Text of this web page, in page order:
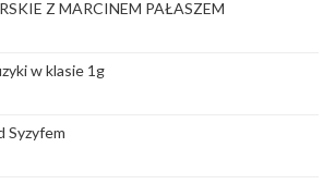
Z MARCINEM PAŁASZEM
w klasie 1g
Syzyfem